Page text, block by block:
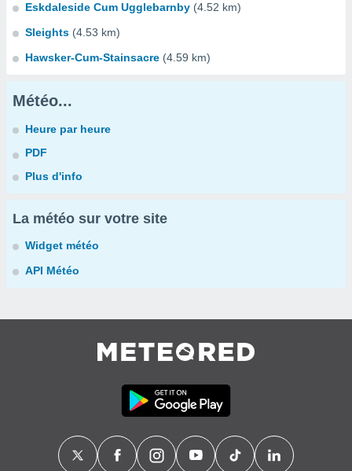
Eskdaleside Cum Ugglebarnby (4.52 km)
Sleights (4.53 km)
Hawsker-Cum-Stainsacre (4.59 km)
Météo...
Heure par heure
PDF
Plus d'info
La météo sur votre site
Widget météo
API Météo